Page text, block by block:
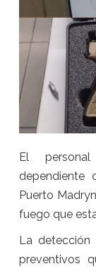
El
dependiente
Puerto
fuego que
La
preventivos